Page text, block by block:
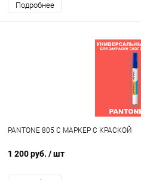
Подробнее
PANTONE 805 C МАРКЕР С КРАСКОЙ
1 200 руб. / шт